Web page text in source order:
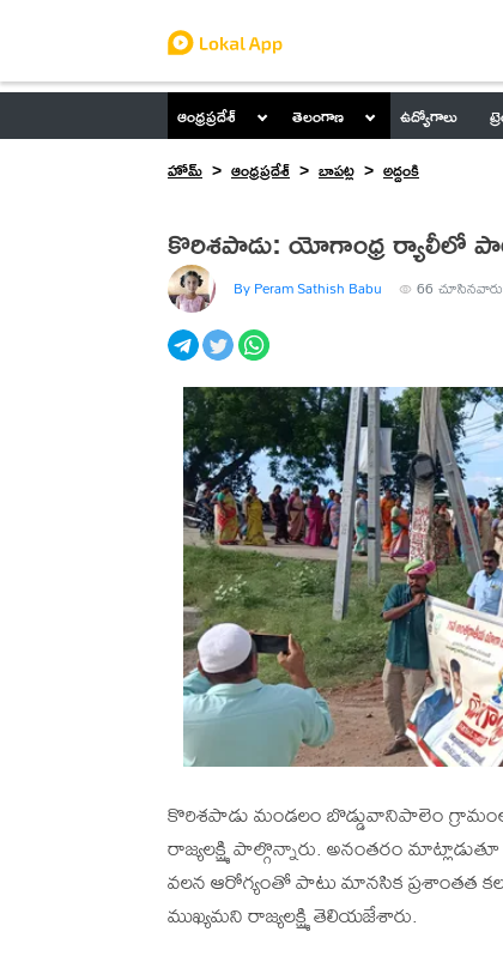
ఆంధ్రప్రదేశ్ తెలంగాణ ఉద్యోగాలు
హోమ్
ఆంధ్రప్రదేశ్ బాపట్ల అద్దంకి
కొరిశపాడు: యోగాంధ్ర ర్యాలీలో
By Peram Sathish Babu 66 చూసినవారు
కొరిశపాడు మండలం బొడ్డువానిపాలెం
రాజ్యలక్ష్మి పాల్గొన్నారు. అనంతరం
వలన ఆరోగ్యంతో పాటు మానసిక ప్రశాంతత
ముఖ్యమని రాజ్యలక్ష్మి తెలియజేశారు.